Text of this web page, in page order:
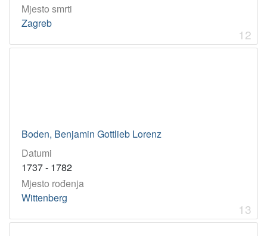
Mjesto smrti
Zagreb
12
Boden, Benjamin Gottlieb Lorenz
Datumi
1737 - 1782
Mjesto rođenja
Wittenberg
13